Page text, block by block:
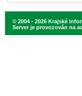
© 2004 - 2026 Krajské
Server je provozován na